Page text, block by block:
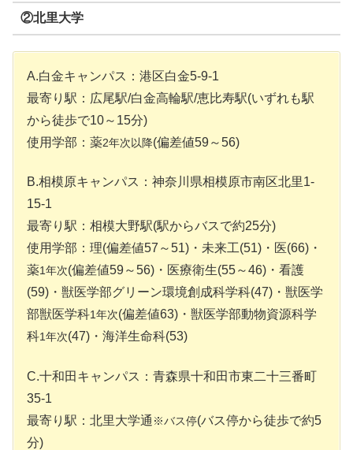
②北里大学
A.白金キャンパス：港区白金5-9-1
最寄り駅：広尾駅/白金高輪駅/恵比寿駅(いずれも駅
から徒歩で10～15分)
使用学部：薬2年次以降(偏差値59～56)
B.相模原キャンパス：神奈川県相模原市南区北里1-
15-1
最寄り駅：相模大野駅(駅からバスで約25分)
使用学部：理(偏差値57～51)・未来工(51)・医(66)・
薬1年次(偏差値59～56)・医療衛生(55～46)・看護
(59)・獣医学部グリーン環境創成科学科(47)・獣医学
部獣医学科1年次(偏差値63)・獣医学部動物資源科学
科1年次(47)・海洋生命科(53)
C.十和田キャンパス：青森県十和田市東二十三番町
35-1
最寄り駅：北里大学通 ※バス停(バス停から徒歩で約5
分)